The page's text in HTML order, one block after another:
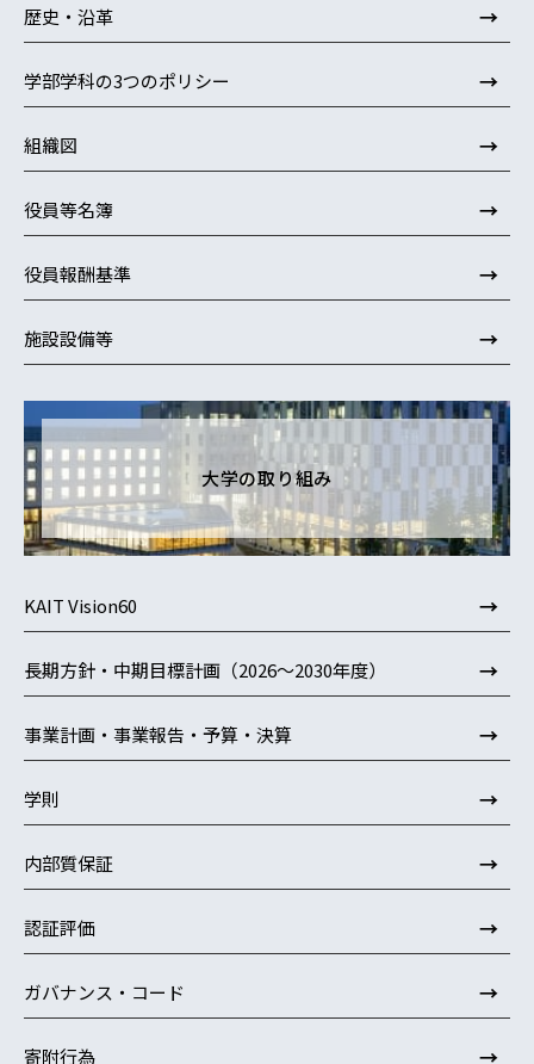
歴史・沿革 →
学部学科の3つのポリシー →
組織図 →
役員等名簿 →
役員報酬基準 →
施設設備等 →
大学の取り組み
KAIT Vision60 →
長期方針・中期目標計画（2026～2030年度） →
事業計画・事業報告・予算・決算 →
学則 →
内部質保証 →
認証評価 →
ガバナンス・コード →
寄附行為 →